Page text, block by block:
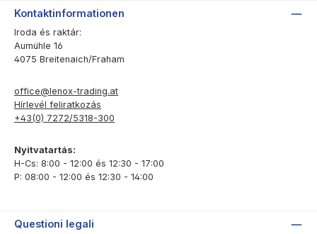
Kontaktinformationen
Iroda és raktár:
Aumühle 16
4075 Breitenaich/Fraham
office@lenox-trading.at
Hírlevél feliratkozás
+43(0) 7272/5318-300
Nyitvatartás:
H-Cs: 8:00 - 12:00 és 12:30 - 17:00
P: 08:00 - 12:00 és 12:30 - 14:00
Questioni legali